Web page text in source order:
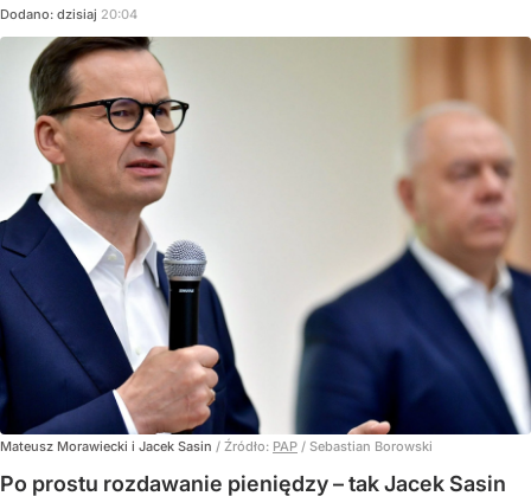
Dodano: dzisiaj 20:04
Mateusz Morawiecki i Jacek Sasin / Źródło: PAP / Sebastian Borowski
Po prostu rozdawanie pieniędzy – tak Jacek Sasin